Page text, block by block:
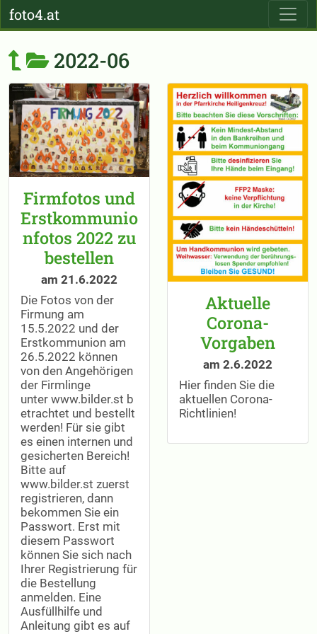
foto4.at
2022-06
Firmfotos und
Erstkommunio
nfotos 2022 zu
bestellen
am 21.6.2022
Die Fotos von der
Firmung am
15.5.2022 und der
Erstkommunion am
26.5.2022 können
von den Angehörigen
der Firmlinge
unter www.bilder.st b
etrachtet und bestellt
werden! Für sie gibt
es einen internen und
gesicherten Bereich!
Bitte auf
www.bilder.st zuerst
registrieren, dann
bekommen Sie ein
Passwort. Erst mit
diesem Passwort
können Sie sich nach
Ihrer Registrierung für
die Bestellung
anmelden. Eine
Ausfüllhilfe und
Anleitung gibt es auf
Aktuelle
Corona-
Vorgaben
am 2.6.2022
Hier finden Sie die
aktuellen Corona-
Richtlinien!